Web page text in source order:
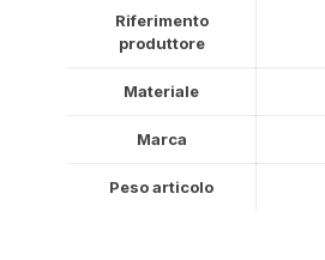
Riferimento
produttore
Materiale
Marca
Peso articolo